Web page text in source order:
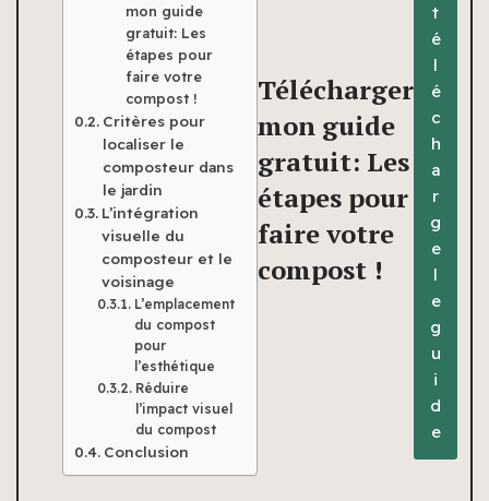
mon guide
gratuit: Les
étapes pour
faire votre
compost !
Critères pour
localiser le
composteur dans
le jardin
L’intégration
visuelle du
composteur et le
voisinage
L’emplacement
du compost
pour
l’esthétique
Réduire
l’impact visuel
du compost
Conclusion
Télécharger
mon guide
gratuit: Les
étapes pour
faire votre
compost !
t
é
l
é
c
h
a
r
g
e
l
e
g
u
i
d
e